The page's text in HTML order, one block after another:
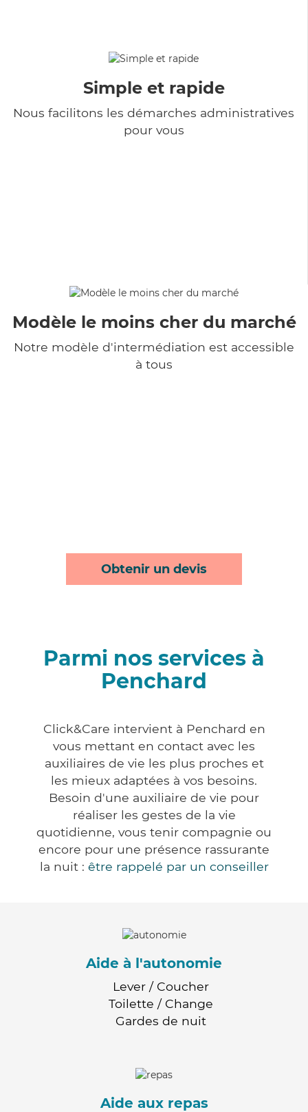
Simple et rapide
Nous facilitons les démarches administratives
pour vous
Modèle le moins cher du marché
Notre modèle d'intermédiation est accessible
à tous
Obtenir un devis
Parmi nos services à
Penchard
Click&Care intervient à Penchard en
vous mettant en contact avec les
auxiliaires de vie les plus proches et
les mieux adaptées à vos besoins.
Besoin d'une auxiliaire de vie pour
réaliser les gestes de la vie
quotidienne, vous tenir compagnie ou
encore pour une présence rassurante
la nuit : être rappelé par un conseiller
Aide à l'autonomie
Lever / Coucher
Toilette / Change
Gardes de nuit
Aide aux repas